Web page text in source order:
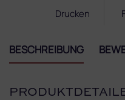
Drucken
BESCHREIBUNG